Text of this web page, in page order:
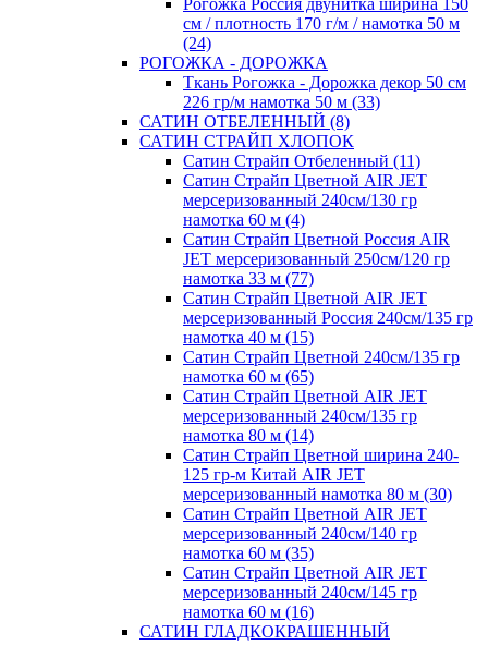
Рогожка Россия двунитка ширина 150
см / плотность 170 г/м / намотка 50 м
(24)
РОГОЖКА - ДОРОЖКА
Ткань Рогожка - Дорожка декор 50 см
226 гр/м намотка 50 м (33)
САТИН ОТБЕЛЕННЫЙ (8)
САТИН СТРАЙП ХЛОПОК
Сатин Страйп Отбеленный (11)
Сатин Страйп Цветной AIR JET
мерсеризованный 240см/130 гр
намотка 60 м (4)
Сатин Страйп Цветной Россия AIR
JET мерсеризованный 250см/120 гр
намотка 33 м (77)
Сатин Страйп Цветной AIR JET
мерсеризованный Россия 240см/135 гр
намотка 40 м (15)
Сатин Страйп Цветной 240см/135 гр
намотка 60 м (65)
Сатин Страйп Цветной AIR JET
мерсеризованный 240см/135 гр
намотка 80 м (14)
Сатин Страйп Цветной ширина 240-
125 гр-м Китай AIR JET
мерсеризованный намотка 80 м (30)
Сатин Страйп Цветной AIR JET
мерсеризованный 240см/140 гр
намотка 60 м (35)
Сатин Страйп Цветной AIR JET
мерсеризованный 240см/145 гр
намотка 60 м (16)
САТИН ГЛАДКОКРАШЕННЫЙ